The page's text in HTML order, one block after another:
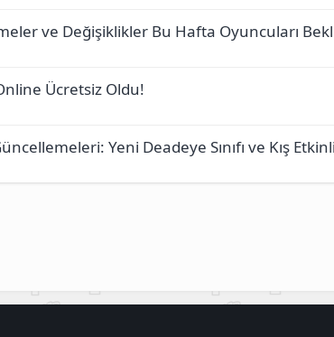
ve Değişiklikler Bu Hafta Oyuncuları
Ücretsiz Oldu!
Yeni Deadeye Sınıfı ve Kış